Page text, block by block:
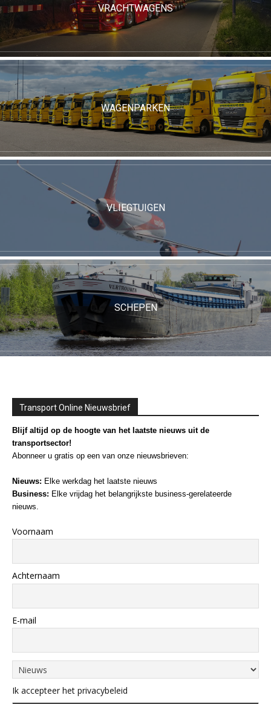
VRACHTWAGENS
WAGENPARKEN
VLIEGTUIGEN
SCHEPEN
Transport Online Nieuwsbrief
Blijf altijd op de hoogte van het laatste nieuws uit de
transportsector!
Abonneer u gratis op een van onze nieuwsbrieven:
Nieuws: Elke werkdag het laatste nieuws
Business: Elke vrijdag het belangrijkste business-gerelateerde
nieuws.
Voornaam
Achternaam
E-mail
Ik accepteer het privacybeleid